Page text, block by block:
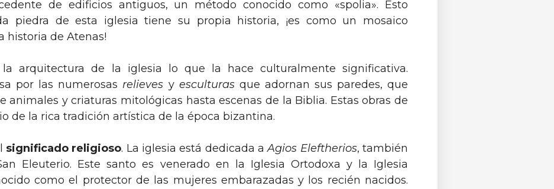
de edificios antiguos, un método conocido como «spolia». Esto
piedra de esta iglesia tiene su propia historia, ¡es como un mosaico
historia de Atenas!
arquitectura de la iglesia lo que la hace culturalmente significativa.
por las numerosas relieves y esculturasque adornan sus paredes, que
animales y criaturas mitológicas hasta escenas de la Biblia. Estas obras de
de la rica tradición artística de la época bizantina.
significado religioso. La iglesia está dedicada aAgios Eleftherios, también
Eleuterio. Este santo es venerado en la Iglesia Ortodoxa y la Iglesia
como el protector de las mujeres embarazadas y los recién nacidos.